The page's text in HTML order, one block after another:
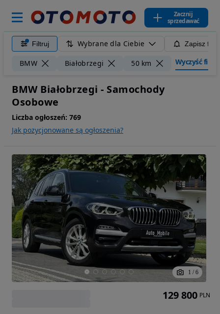
Zacznij
sprzedawać
Filtruj Wybrane dla Ciebie Zapisz
BMW Białobrzegi 50 km Wyczyść filtry
BMW Białobrzegi - Samochody
Osobowe
Liczba ogłoszeń: 769
Jak pozycjonowane są ogłoszenia?
1 / 6
129 800 PLN